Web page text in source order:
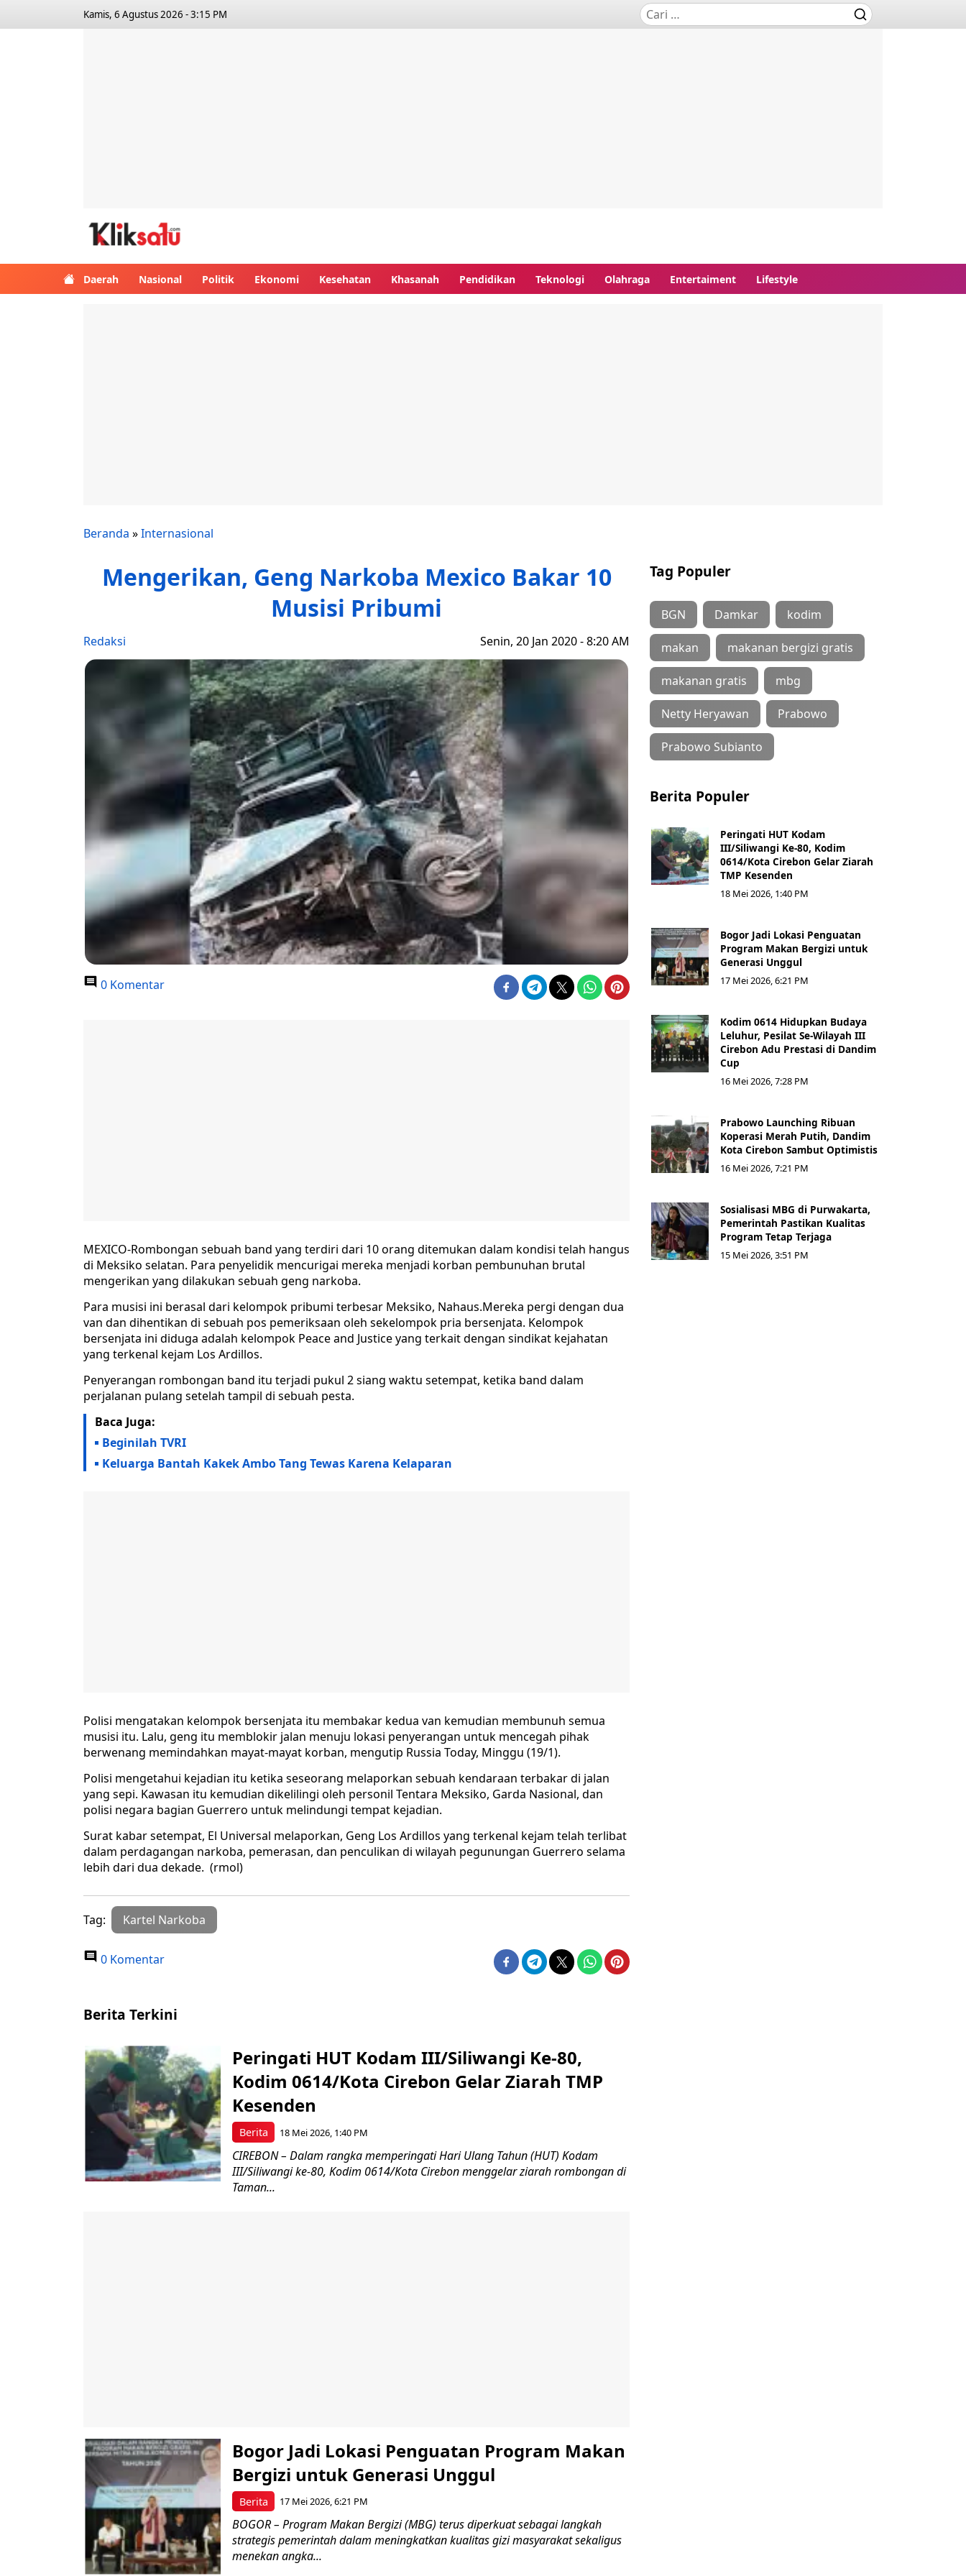
Kamis, 6 Agustus 2026 - 3:15 PM
Daerah Nasional Politik Ekonomi Kesehatan Khasanah Pendidikan Teknologi Olahraga Entertaiment Lifestyle
Beranda »Internasional
Mengerikan, Geng Narkoba Mexico Bakar 10
Musisi Pribumi
Redaksi Senin, 20 Jan 2020 - 8:20 AM
0 Komentar
MEXICO-Rombongan sebuah band yang terdiri dari 10 orang ditemukan dalam kondisi telah hangus
di Meksiko selatan. Para penyelidik mencurigai mereka menjadi korban pembunuhan brutal
mengerikan yang dilakukan sebuah geng narkoba.
Para musisi ini berasal dari kelompok pribumi terbesar Meksiko, Nahaus.Mereka pergi dengan dua
van dan dihentikan di sebuah pos pemeriksaan oleh sekelompok pria bersenjata. Kelompok
bersenjata ini diduga adalah kelompok Peace and Justice yang terkait dengan sindikat kejahatan
yang terkenal kejam Los Ardillos.
Penyerangan rombongan band itu terjadi pukul 2 siang waktu setempat, ketika band dalam
perjalanan pulang setelah tampil di sebuah pesta.
Baca Juga:
Beginilah TVRI
Keluarga Bantah Kakek Ambo Tang Tewas Karena Kelaparan
Polisi mengatakan kelompok bersenjata itu membakar kedua van kemudian membunuh semua
musisi itu. Lalu, geng itu memblokir jalan menuju lokasi penyerangan untuk mencegah pihak
berwenang memindahkan mayat-mayat korban, mengutip Russia Today, Minggu (19/1).
Polisi mengetahui kejadian itu ketika seseorang melaporkan sebuah kendaraan terbakar di jalan
yang sepi. Kawasan itu kemudian dikelilingi oleh personil Tentara Meksiko, Garda Nasional, dan
polisi negara bagian Guerrero untuk melindungi tempat kejadian.
Surat kabar setempat, El Universal melaporkan, Geng Los Ardillos yang terkenal kejam telah terlibat
dalam perdagangan narkoba, pemerasan, dan penculikan di wilayah pegunungan Guerrero selama
lebih dari dua dekade. (rmol)
Tag: Kartel Narkoba
0 Komentar
Tag Populer
BGN Damkar kodim
makan makanan bergizi gratis
makanan gratis mbg
Netty Heryawan Prabowo
Prabowo Subianto
Berita Populer
Peringati HUT Kodam
III/Siliwangi Ke-80, Kodim
0614/Kota Cirebon Gelar Ziarah
TMP Kesenden
18 Mei 2026, 1:40 PM
Bogor Jadi Lokasi Penguatan
Program Makan Bergizi untuk
Generasi Unggul
17 Mei 2026, 6:21 PM
Kodim 0614 Hidupkan Budaya
Leluhur, Pesilat Se-Wilayah III
Cirebon Adu Prestasi di Dandim
Cup
16 Mei 2026, 7:28 PM
Prabowo Launching Ribuan
Koperasi Merah Putih, Dandim
Kota Cirebon Sambut Optimistis
16 Mei 2026, 7:21 PM
Sosialisasi MBG di Purwakarta,
Pemerintah Pastikan Kualitas
Program Tetap Terjaga
15 Mei 2026, 3:51 PM
Berita Terkini
Berita
Peringati HUT Kodam III/Siliwangi Ke-80,
Kodim 0614/Kota Cirebon Gelar Ziarah TMP
Kesenden
18 Mei 2026, 1:40 PM
CIREBON – Dalam rangka memperingati Hari Ulang Tahun (HUT) Kodam
III/Siliwangi ke-80, Kodim 0614/Kota Cirebon menggelar ziarah rombongan di
Taman...
Berita
Bogor Jadi Lokasi Penguatan Program Makan
Bergizi untuk Generasi Unggul
17 Mei 2026, 6:21 PM
BOGOR – Program Makan Bergizi (MBG) terus diperkuat sebagai langkah
strategis pemerintah dalam meningkatkan kualitas gizi masyarakat sekaligus
menekan angka...